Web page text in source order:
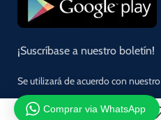
¡Suscríbase a nuestro boletín!
Se utilizará de acuerdo con nuestro
Comprar via WhatsApp